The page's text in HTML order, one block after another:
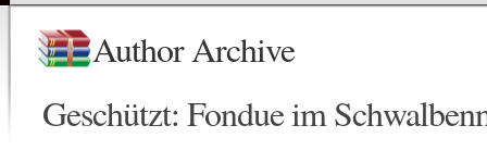
Author Archive
Geschützt: Fondue im